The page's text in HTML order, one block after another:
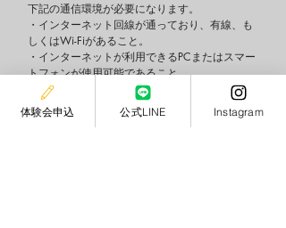
下記の通信環境が必要になります。
・インターネット回線が通っており、有線、も
しくはWi-Fiがあること。
・インターネットが利用できるPCまたはスマー
トフォンが使用可能であること。
静かな場所で上記環境をご利用いただければ幸
いです。
体験会申込 公式LINE Instagram